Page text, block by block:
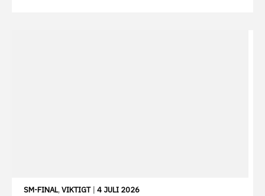
SM-FINAL,VIKTIGT| 4 JULI 2026